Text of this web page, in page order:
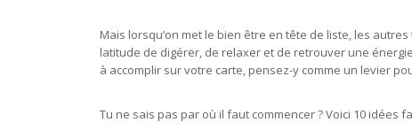
Mais lorsqu’on met le bien être en tête de liste, les
latitude de digérer, de relaxer et de retrouver une
à accomplir sur votre carte, pensez-y comme un levier
Tu ne sais pas par où il faut commencer ? Voici 10